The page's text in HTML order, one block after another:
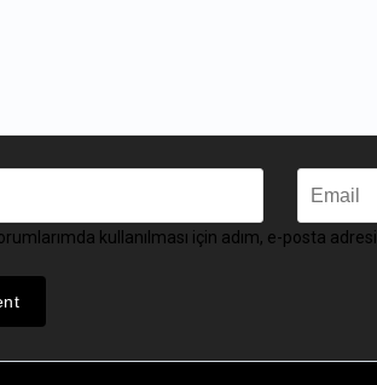
kullanılması için adım, e-posta